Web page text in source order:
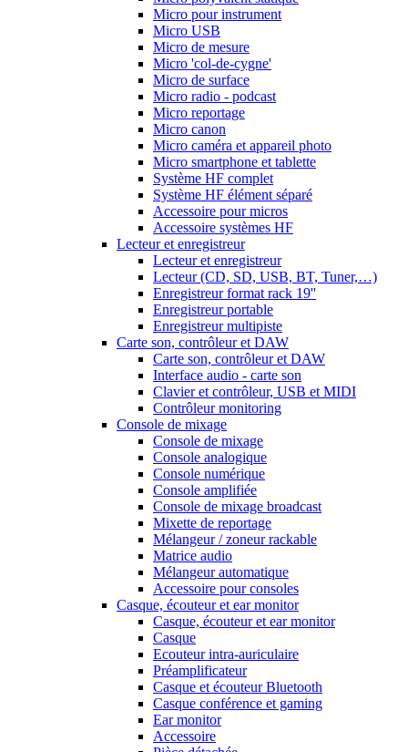
Micro pour instrument
Micro USB
Micro de mesure
Micro 'col-de-cygne'
Micro de surface
Micro radio - podcast
Micro reportage
Micro canon
Micro caméra et appareil photo
Micro smartphone et tablette
Système HF complet
Système HF élément séparé
Accessoire pour micros
Accessoire systèmes HF
Lecteur et enregistreur
Lecteur et enregistreur
Lecteur (CD, SD, USB, BT, Tuner,…)
Enregistreur format rack 19''
Enregistreur portable
Enregistreur multipiste
Carte son, contrôleur et DAW
Carte son, contrôleur et DAW
Interface audio - carte son
Clavier et contrôleur, USB et MIDI
Contrôleur monitoring
Console de mixage
Console de mixage
Console analogique
Console numérique
Console amplifiée
Console de mixage broadcast
Mixette de reportage
Mélangeur / zoneur rackable
Matrice audio
Mélangeur automatique
Accessoire pour consoles
Casque, écouteur et ear monitor
Casque, écouteur et ear monitor
Casque
Ecouteur intra-auriculaire
Préamplificateur
Casque et écouteur Bluetooth
Casque conférence et gaming
Ear monitor
Accessoire